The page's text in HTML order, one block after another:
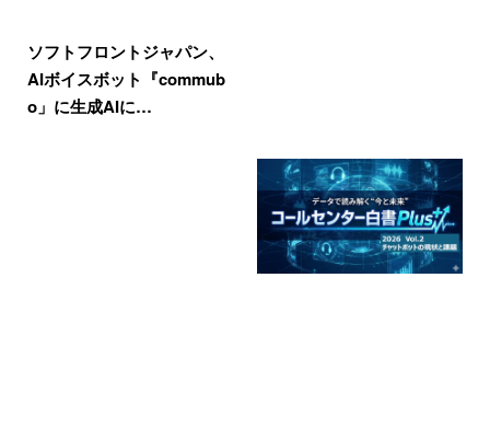
ソフトフロントジャパン、
AIボイスボット『commub
o」に生成AIに…